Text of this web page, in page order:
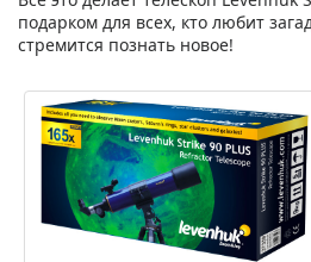
подарком для всех, кто любит
стремится познать новое!